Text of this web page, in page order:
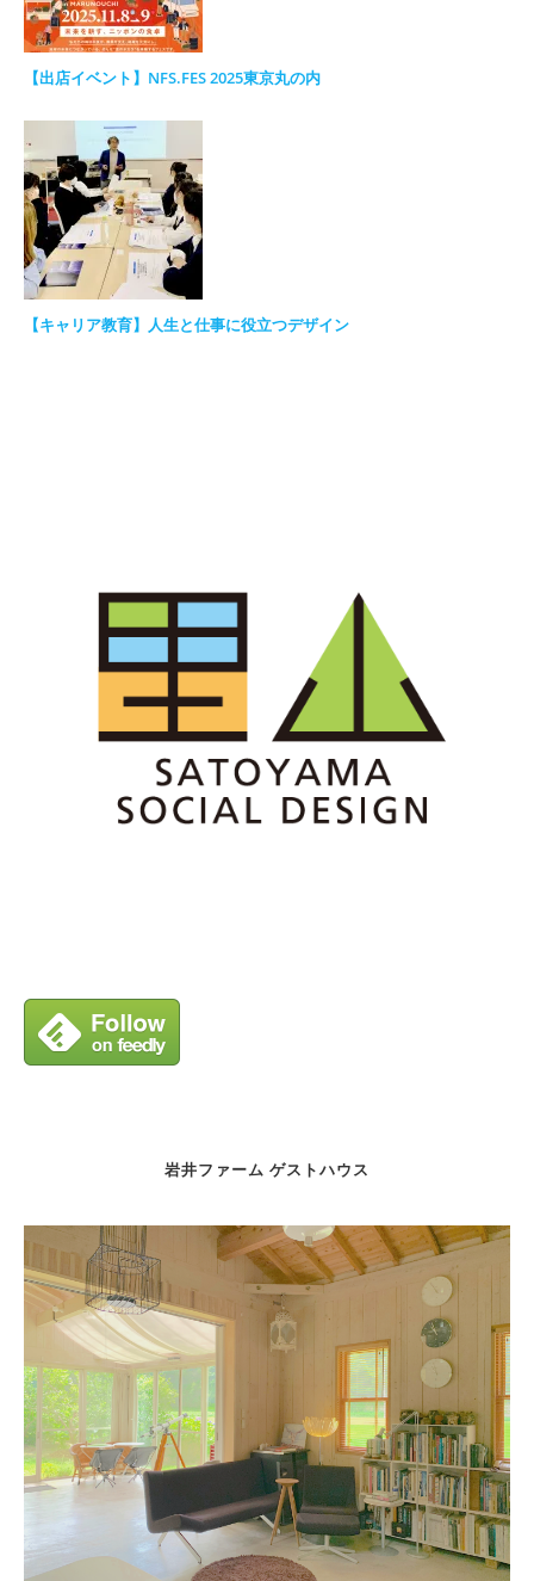
【出店イベント】NFS.FES 2025東京丸の内
【キャリア教育】人生と仕事に役立つデザイン
岩井ファーム ゲストハウス